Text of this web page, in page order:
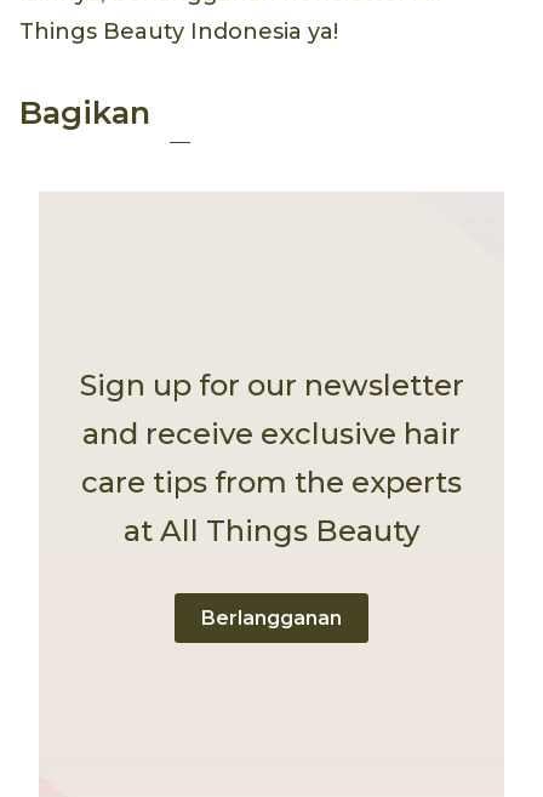
Things Beauty Indonesia ya!
Bagikan
Sign up for our newsletter
and receive exclusive hair
care tips from the experts
at All Things Beauty
Berlangganan